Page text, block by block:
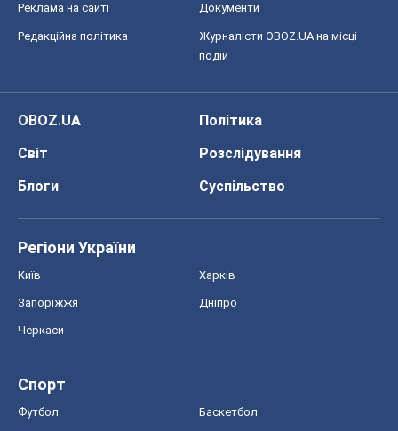
Реклама на сайті Документи
Редакційна політика
Журналісти OBOZ.UA на місці
подій
OBOZ.UA
Політика
Світ
Розслідування
Блоги
Суспільство
Регіони України
Київ Харків
Запоріжжя Дніпро
Черкаси
Спорт
Футбол Баскетбол